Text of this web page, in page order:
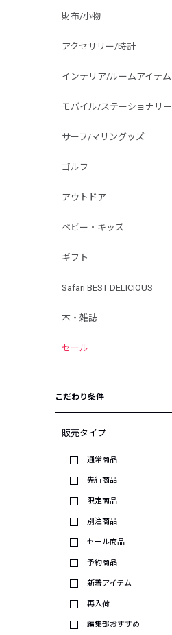
財布/小物
アクセサリー/時計
インテリア/ルームアイテム
モバイル/ステーショナリー
サーフ/マリングッズ
ゴルフ
アウトドア
ベビー・キッズ
ギフト
Safari BEST DELICIOUS
本・雑誌
セール
こだわり条件
販売タイプ
通常商品
先行商品
限定商品
別注商品
セール商品
予約商品
新着アイテム
再入荷
編集部おすすめ